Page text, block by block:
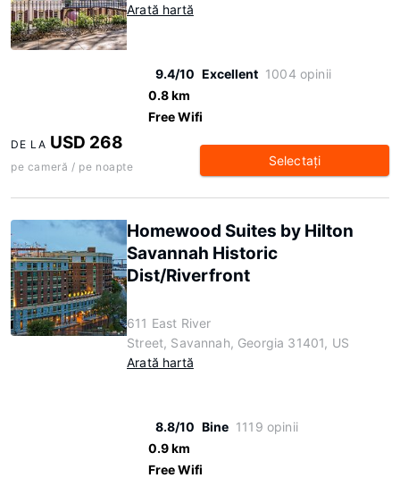
Arată hartă
9.4/10 Excellent 1004 opinii
0.8 km
Free Wifi
DE LA USD 268
pe cameră / pe noapte Selectaţi
Homewood Suites by Hilton
Savannah Historic
Dist/Riverfront
611 East River
Street, Savannah, Georgia 31401, US
Arată hartă
8.8/10 Bine 1119 opinii
0.9 km
Free Wifi